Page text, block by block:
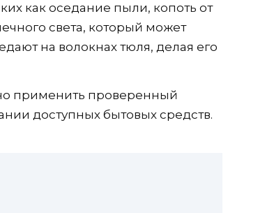
как оседание пыли, копоть от
света, который может
на волокнах тюля, делая его
применить проверенный
доступных бытовых средств.